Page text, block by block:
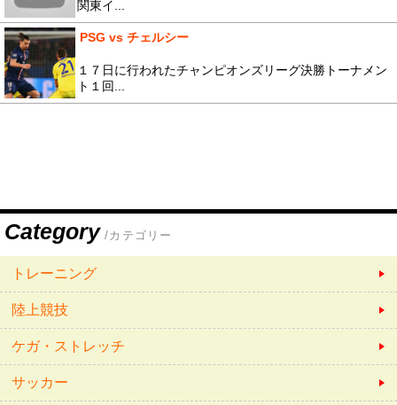
関東イ...
PSG vs チェルシー
１７日に行われたチャンピオンズリーグ決勝トーナメン
ト１回...
Category /カテゴリー
トレーニング
陸上競技
ケガ・ストレッチ
サッカー